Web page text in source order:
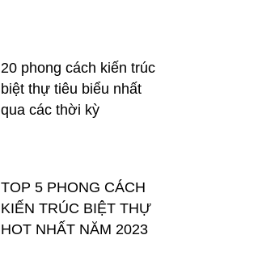
20 phong cách kiến trúc
biệt thự tiêu biểu nhất
qua các thời kỳ
TOP 5 PHONG CÁCH
KIẾN TRÚC BIỆT THỰ
HOT NHẤT NĂM 2023